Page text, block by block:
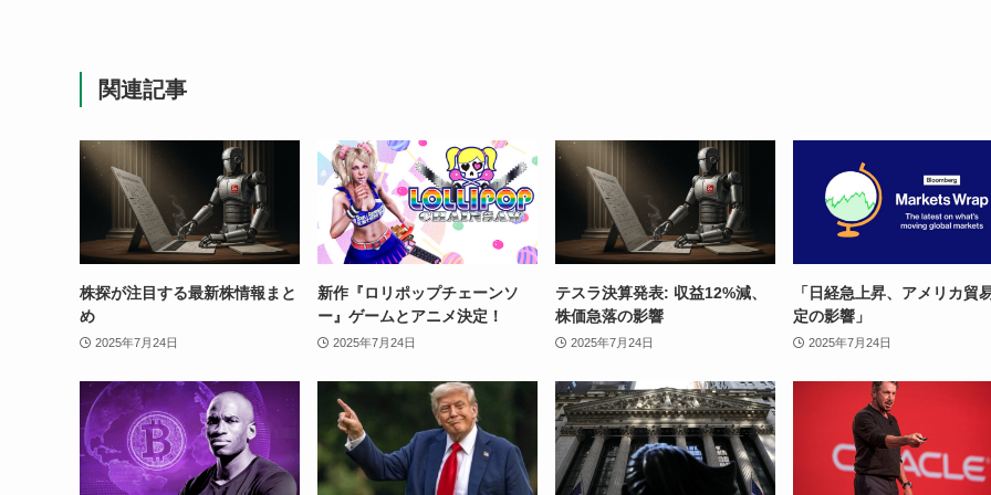
関連記事
株探が注目する最新株情報まと
め
2025年7月24日
新作『ロリポップチェーンソ
ー』ゲームとアニメ決定！
2025年7月24日
テスラ決算発表: 収益12%減、
株価急落の影響
2025年7月24日
「日経急上昇、アメリカ貿
定の影響」
2025年7月24日